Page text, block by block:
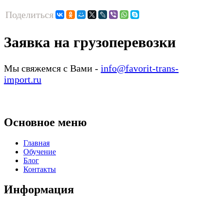
Поделиться
Заявка на грузоперевозки
Мы свяжемся с Вами - info@favorit-trans-
import.ru
Основное меню
Главная
Обучение
Блог
Контакты
Информация